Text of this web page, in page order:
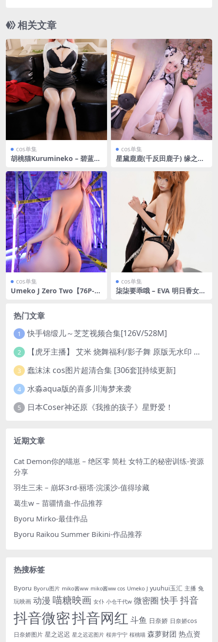
相关文章
cos单集
胡桃猫Kurumineko – 碧蓝航
cos单集
星黛鹿鹿(千反田鹿子) 缘之空
cos单集
Umeko J Zero Two【76P-6
cos单集
柒柒要乖哦 – EVA 明日香女
热门文章
1 快手锦缎儿～芝芝视频合集[126V/528M]
2 【虎牙主播】 艾米 烧舞福利/影子舞 原版无水印 （1v/130m）
3 蠢沫沫 cos图片超清合集 [306套][持续更新]
4 水淼aqua版的喜多川海梦来袭
5 日本Coser神还原《我推的孩子》星野爱！
近期文章
Cat Demon你的喵崽 – 绝区零 简杜 女特工的秘密训练-资源
分享
羽生三未 – 崩坏3rd-丽塔·浣溪沙-值得珍藏
葛生w – 苗疆情蛊-作品推荐
Byoru Mirko-最佳作品
Byoru Raikou Summer Bikini-作品推荐
热搜标签
Byoru Byoru图片 miko酱ww miko酱ww cos Umeko J yuuhui玉汇 主播 兔
玩映画 动漫 喵糖映画 女仆 小仓千代w 微密圈 快手抖音
抖音微密抖音网红 斗鱼 日奈娇 日奈娇cos
日奈娇图片 星之迟迟 星之迟迟图片 桜井宁宁 桜桃喵 森萝财团 热点资